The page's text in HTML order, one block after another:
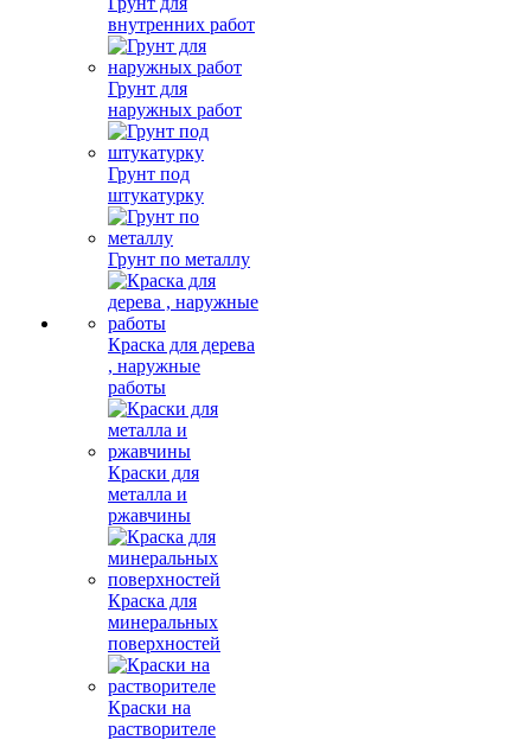
внутренних работ
Грунт для
наружных работ
Грунт под
штукатурку
Грунт по металлу
Краска для дерева
, наружные
работы
Краски для
металла и
ржавчины
Краска для
минеральных
поверхностей
Краски на
растворителе